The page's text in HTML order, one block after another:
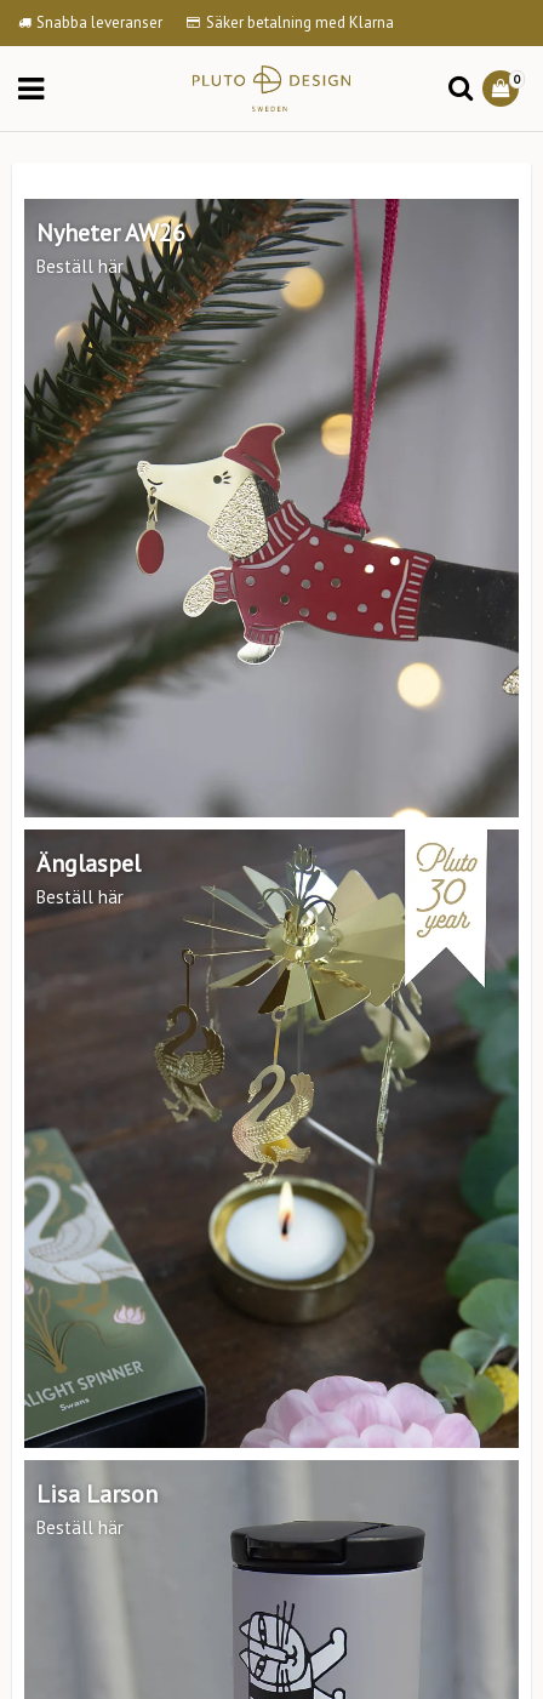
Snabba leveranser Säker betalning med Klarna
0
Nyheter AW26
Beställ här
Änglaspel
Beställ här
Lisa Larson
Beställ här